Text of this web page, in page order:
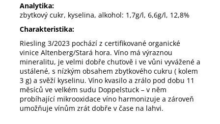
Analytika:
zbytkový cukr, kyselina, alkohol: 1,7g/l, 6,6g/l, 12,8%
Charakteristika:
Riesling 3/2023 pochází z certifikované organické
vinice Altenberg/Stará hora. Víno má výraznou
mineralitu, je velmi dobře chuťově i ve vůni vyvážené a
ustálené, s nízkým obsahem zbytkového cukru ( kolem
3 g) a svěží kyselinu. Víno kvasilo a zrálo pod dobu 11
měsíců ve velkém sudu Doppelstuck – v něm
probíhající mikrooxidace víno harmonizuje a zároveň
umožňuje vínům zrát dobře v čase na lahvi.